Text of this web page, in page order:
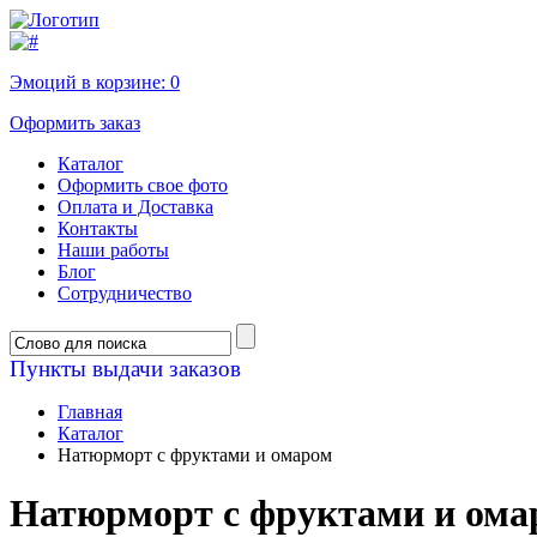
Эмоций в корзине: 0
Оформить заказ
Каталог
Оформить свое фото
Оплата и Доставка
Контакты
Наши работы
Блог
Сотрудничество
Пункты выдачи заказов
Главная
Каталог
Натюрморт с фруктами и омаром
Натюрморт с фруктами и